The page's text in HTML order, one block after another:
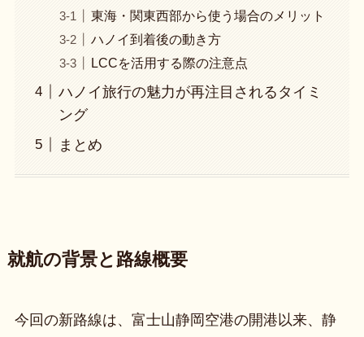
東海・関東西部から使う場合のメリット
ハノイ到着後の動き方
LCCを活用する際の注意点
ハノイ旅行の魅力が再注目されるタイミ
ング
まとめ
就航の背景と路線概要
今回の新路線は、富士山静岡空港の開港以来、静